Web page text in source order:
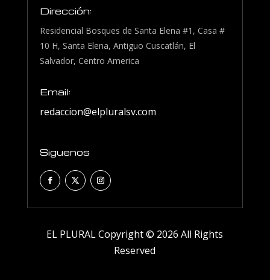
Dirección:
Residencial Bosques de Santa Elena #1, Casa #
10 H, Santa Elena, Antiguo Cuscatlán, El
Salvador, Centro America
Email:
redaccion@elpluralsv.com
Siguenos
EL PLURAL Copyright © 2026 All Rights
Reserved